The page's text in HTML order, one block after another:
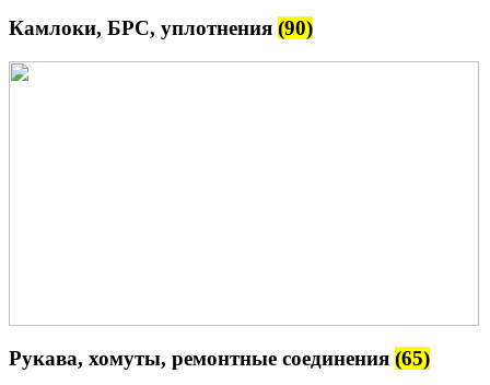
Камлоки, БРС, уплотнения (90)
Рукава, хомуты, ремонтные соединения (65)